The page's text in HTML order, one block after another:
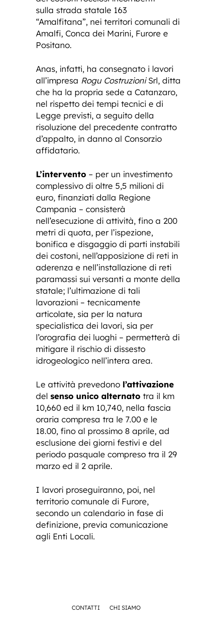
sulla strada statale 163
“Amalfitana”, nei territori comunali di
Amalfi, Conca dei Marini, Furore e
Positano.
Anas, infatti, ha consegnato i lavori
all’impresa Rogu CostruzioniSrl, ditta
che ha la propria sede a Catanzaro,
nel rispetto dei tempi tecnici e di
Legge previsti, a seguito della
risoluzione del precedente contratto
d’appalto, in danno al Consorzio
affidatario.
L’intervento – per un investimento
complessivo di oltre 5,5 milioni di
euro, finanziati dalla Regione
Campania – consisterà
nell’esecuzione di attività, fino a 200
metri di quota, per l’ispezione,
bonifica e disgaggio di parti instabili
dei costoni, nell’apposizione di reti in
aderenza e nell’installazione di reti
paramassi sui versanti a monte della
statale; l’ultimazione di tali
lavorazioni – tecnicamente
articolate, sia per la natura
specialistica dei lavori, sia per
l’orografia dei luoghi – permetterà di
mitigare il rischio di dissesto
idrogeologico nell’intera area.
Le attività prevedono l’attivazione
del senso unico alternato tra il km
10,660 ed il km 10,740, nella fascia
oraria compresa tra le 7.00 e le
18.00, fino al prossimo 8 aprile, ad
esclusione dei giorni festivi e del
periodo pasquale compreso tra il 29
marzo ed il 2 aprile.
I lavori proseguiranno, poi, nel
territorio comunale di Furore,
secondo un calendario in fase di
definizione, previa comunicazione
agli Enti Locali.
CONTATTI CHI SIAMO